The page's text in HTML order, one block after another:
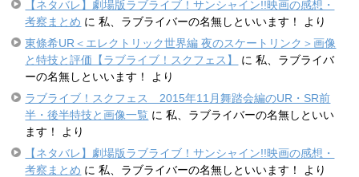
【ネタバレ】劇場版ラブライブ！サンシャイン!!映画の感想・
考察まとめ に私、ラブライバーの名無しといいます！
より
東條希UR＜エレクトリック世界編 夜のスケートリンク＞画像
と特技と評価【ラブライブ！スクフェス】
に私、ラブライバ
ーの名無しといいます！
より
ラブライブ！スクフェス 2015年11月舞踏会編のUR・SR前
半・後半特技と画像一覧 に私、ラブライバーの名無しといい
ます！
より
【ネタバレ】劇場版ラブライブ！サンシャイン!!映画の感想・
考察まとめ に私、ラブライバーの名無しといいます！ より